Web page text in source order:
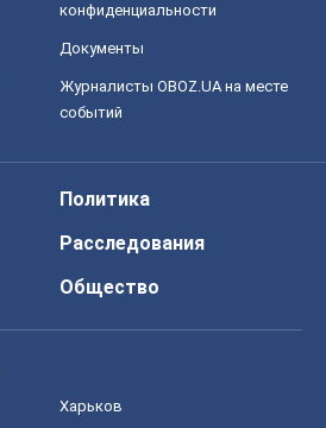
конфиденциальности
Документы
Журналисты OBOZ.UA на месте
событий
Политика
Расследования
Общество
Харьков